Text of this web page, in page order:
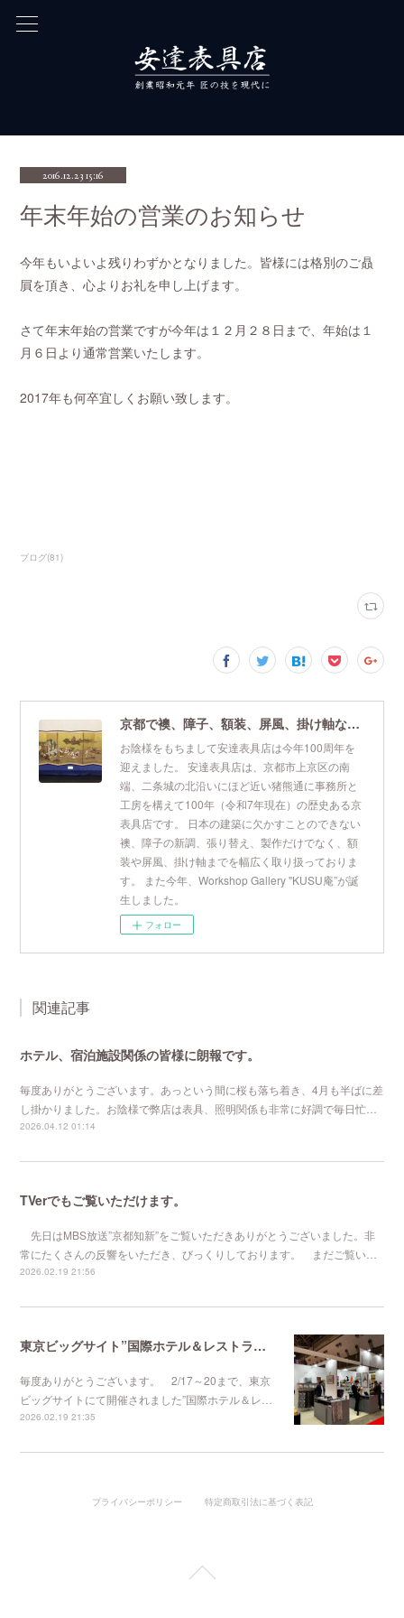
2016.12.23 15:16
年末年始の営業のお知らせ
今年もいよいよ残りわずかとなりました。皆様には格別のご贔
屓を頂き、心よりお礼を申し上げます。
さて年末年始の営業ですが今年は１２月２８日まで、年始は１
月６日より通常営業いたします。
2017年も何卒宜しくお願い致します。
ブログ(81)
京都で襖、障子、額装、屏風、掛け軸なら安達表具店
お陰様をもちまして安達表具店は今年100周年を
迎えました。 安達表具店は、京都市上京区の南
端、二条城の北沿いにほど近い猪熊通に事務所と
工房を構えて100年（令和7年現在）の歴史ある京
表具店です。 日本の建築に欠かすことのできない
襖、障子の新調、張り替え、製作だけでなく、額
装や屏風、掛け軸までを幅広く取り扱っておりま
す。 また今年、Workshop Gallery "KUSU庵”が誕
生しました。
フォロー
関連記事
ホテル、宿泊施設関係の皆様に朗報です。
毎度ありがとうございます。あっという間に桜も落ち着き、4月も半ばに差
し掛かりました。お陰様で弊店は表具、照明関係も非常に好調で毎日忙…
2026.04.12 01:14
TVerでもご覧いただけます。
先日はMBS放送”京都知新”をご覧いただきありがとうございました。非
常にたくさんの反響をいただき、びっくりしております。 まだご覧い…
2026.02.19 21:56
東京ビッグサイト”国際ホテル＆レストランショー
毎度ありがとうございます。 2/17～20まで、東京
ビッグサイトにて開催されました”国際ホテル＆レ…
2026.02.19 21:35
プライバシーポリシー 特定商取引法に基づく表記